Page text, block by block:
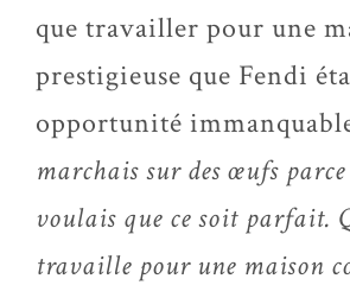
que travailler pour une
prestigieuse que Fendi
opportunité
marchais sur des œufs
voulais que ce soit parfait.
travaille pour une maison